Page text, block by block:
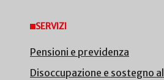
SERVIZI
Pensioni e previdenza
Disoccupazione e sostegno